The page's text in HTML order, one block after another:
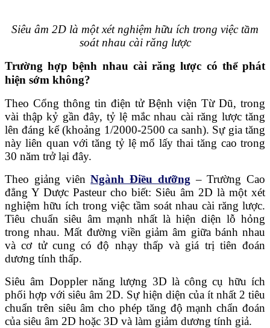
Siêu âm 2D là một xét nghiệm hữu ích trong việc tầm
soát nhau cài răng lược
Trường hợp bệnh nhau cài răng lược có thể phát
hiện sớm không?
Theo Cổng thông tin điện tử Bệnh viện Từ Dũ, trong
vài thập kỷ gần đây, tỷ lệ mắc nhau cài răng lược tăng
lên đáng kể (khoảng 1/2000-2500 ca sanh). Sự gia tăng
này liên quan với tăng tỷ lệ mổ lấy thai tăng cao trong
30 năm trở lại đây.
Theo giảng viênNgành Điều dưỡng – Trường Cao
đẳng Y Dược Pasteur cho biết: Siêu âm 2D là một xét
nghiệm hữu ích trong việc tầm soát nhau cài răng lược.
Tiêu chuẩn siêu âm mạnh nhất là hiện diện lỗ hỏng
trong nhau. Mất đường viền giảm âm giữa bánh nhau
và cơ tử cung có độ nhạy thấp và giá trị tiên đoán
dương tính thấp.
Siêu âm Doppler năng lượng 3D là công cụ hữu ích
phối hợp với siêu âm 2D. Sự hiện diện của ít nhất 2 tiêu
chuẩn trên siêu âm cho phép tăng độ mạnh chẩn đoán
của siêu âm 2D hoặc 3D và làm giảm dương tính giả.